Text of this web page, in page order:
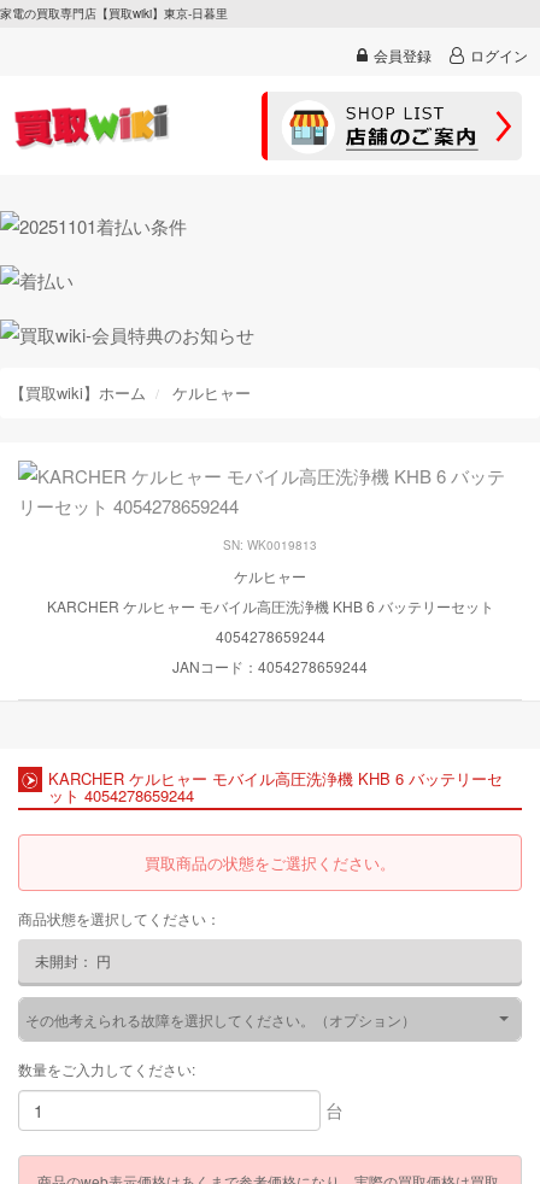
家電の買取専門店【買取wiki】東京-日暮里
会員登録 ログイン
【買取wiki】ホーム ケルヒャー
SN: WK0019813
ケルヒャー
KARCHER ケルヒャー モバイル高圧洗浄機 KHB 6 バッテリーセット
4054278659244
JANコード：4054278659244
KARCHER ケルヒャー モバイル高圧洗浄機 KHB 6 バッテリーセ
ット 4054278659244
買取商品の状態をご選択ください。
商品状態を選択してください：
未開封： 円
その他考えられる故障を選択してください。（オプション）
数量をご入力してください:
台